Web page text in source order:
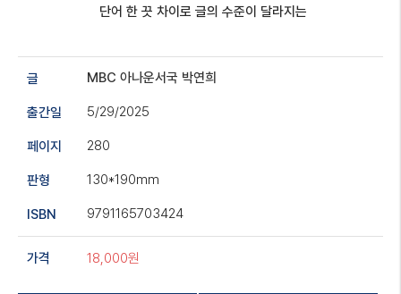
단어 한 끗 차이로 글의 수준이 달라지는
글 MBC 아나운서국 박연희
출간일 5/29/2025
페이지 280
판형 130*190mm
ISBN 9791165703424
가격 18,000원